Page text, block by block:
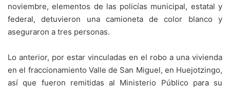
noviembre, elementos de las policías municipal, estatal y
federal, detuvieron una camioneta de color blanco y
aseguraron a tres personas.
Lo anterior, por estar vinculadas en el robo a una vivienda
en el fraccionamiento Valle de San Miguel, en Huejotzingo,
así que fueron remitidas al Ministerio Público para su